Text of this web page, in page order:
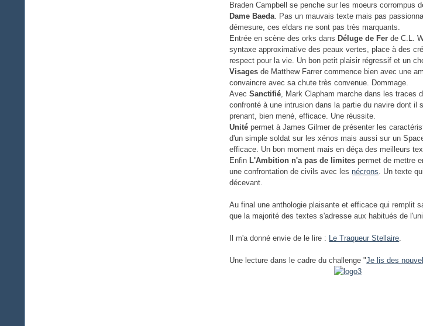
Braden Campbell se penche sur les moeurs corrompus
Dame Baeda. Pas un mauvais texte mais pas
démesure, ces eldars ne sont pas très marquants.
Entrée en scène des orks dans Déluge de Fer de C.L.
syntaxe approximative des peaux vertes, place à des
respect pour la vie. Un bon petit plaisir régressif et un
Visages de Matthew Farrer commence bien avec une
convaincre avec sa chute très convenue. Dommage.
AvecSanctifié, Mark Clapham marche dans les traces
confronté à une intrusion dans la partie du navire dont il
prenant, bien mené, efficace. Une réussite.
Unité permet à James Gilmer de présenter les
d'un simple soldat sur les xénos mais aussi sur un
efficace. Un bon moment mais en déça des meilleurs
Enfin L'Ambition n'a pas de limites permet de mettre
une confrontation de civils avec lesnécrons. Un texte
décevant.
Au final une anthologie plaisante et efficace qui remplit
que la majorité des textes s'adresse aux habitués de
Il m'a donné envie de le lire : Le Traqueur Stellaire.
Une lecture dans le cadre du challenge "Je lis des